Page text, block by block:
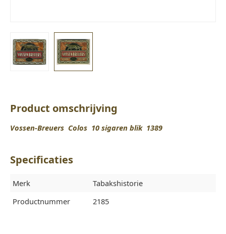
Product omschrijving
Vossen-Breuers Colos 10 sigaren blik 1389
Specificaties
Merk
Tabakshistorie
Productnummer
2185